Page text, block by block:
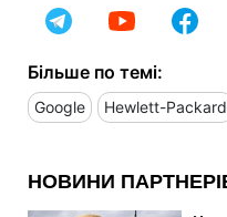
Більше по темі:
Google Hewlett-Packard